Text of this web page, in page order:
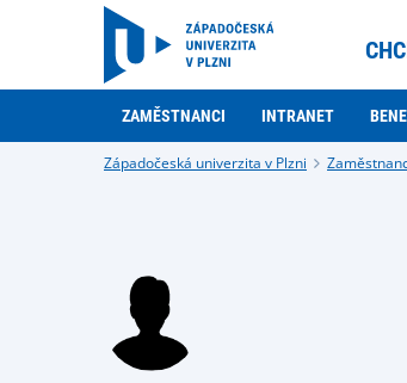
ZAMĚSTNANCI INTRANET
Západočeská univerzita v Plzni